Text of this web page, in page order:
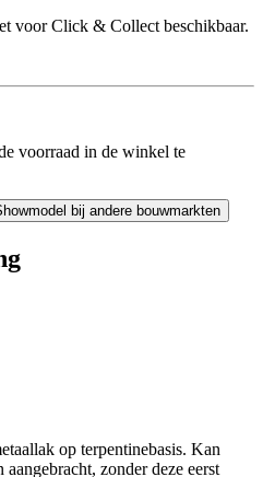
voor Click & Collect beschikbaar.
voorraad in de winkel te
bij andere bouwmarkten
op terpentinebasis. Kan
zonder deze eerst